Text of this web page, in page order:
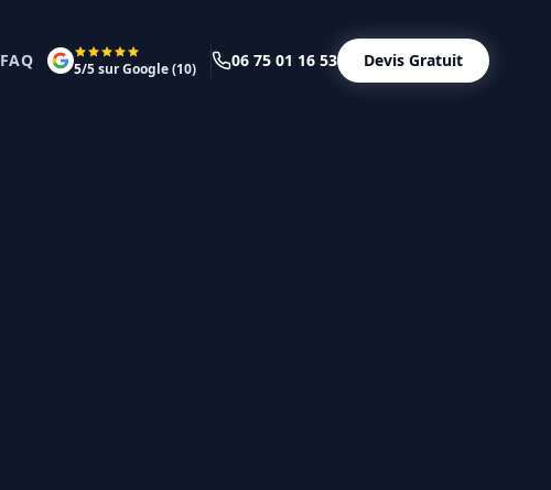
FAQ 5/5 sur Google (10) 06 75 01 16 53 Devis Gratuit